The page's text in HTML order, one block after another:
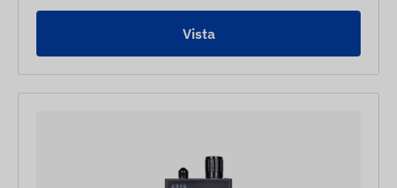
Vista